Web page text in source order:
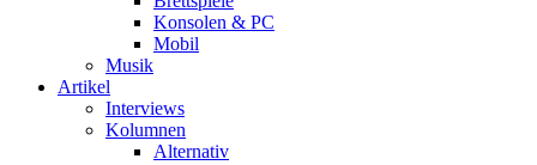
Konsolen & PC
Mobil
Musik
Artikel
Interviews
Kolumnen
Alternativ